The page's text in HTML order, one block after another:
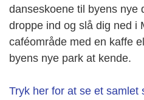
danseskoene til byens nye
droppe ind og slå dig ned i
caféområde med en kaffe
byens nye park at kende.
Tryk her for at se et samlet